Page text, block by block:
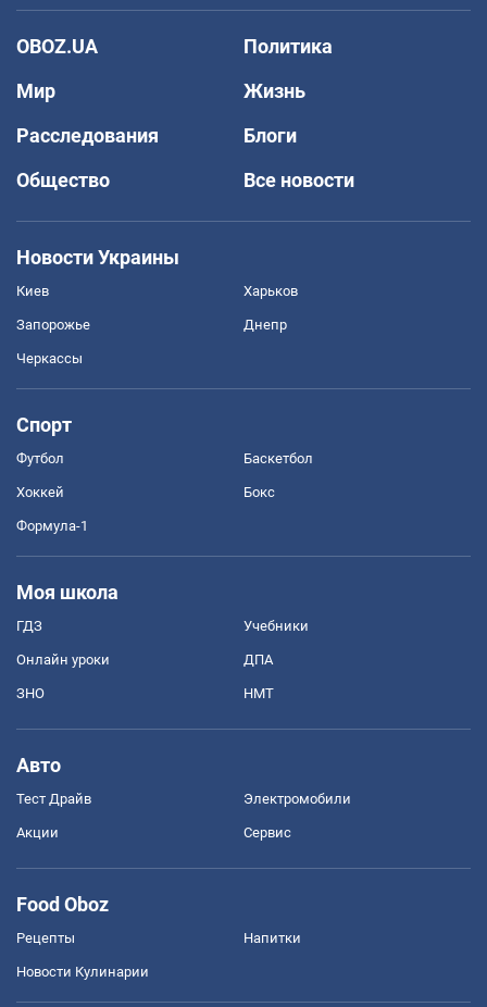
OBOZ.UA
Политика
Мир
Жизнь
Расследования
Блоги
Общество
Все новости
Новости Украины
Киев Харьков
Запорожье Днепр
Черкассы
Спорт
Футбол Баскетбол
Хоккей Бокс
Формула-1
Моя школа
ГДЗ Учебники
Онлайн уроки ДПА
ЗНО НМТ
Авто
Тест Драйв Электромобили
Акции Сервис
Food Oboz
Рецепты Напитки
Новости Кулинарии